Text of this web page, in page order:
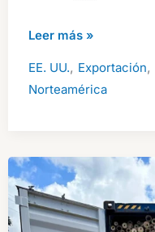
Latas
Guadua
enviados
Unidos
para
Laminación
Leer más »
EE. UU., Exportación,
Norteamérica